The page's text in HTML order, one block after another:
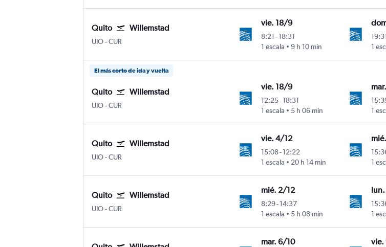
Quito Willemstad
UIOQuito Internacional Mariscal Sucre
-CUR
vie. 18/9
8:21 -18:31
1 escala
9 h 10 min
19:31
1
El más corto de ida y vuelta
Quito Willemstad
UIOQuito Internacional Mariscal Sucre
-CUR
vie. 18/9
12:25-18:31
1 escala
5 h 06 min
1
Quito Willemstad
UIOQuito Internacional Mariscal Sucre
-CUR
vie. 4/12
15:08-12:22
1 escala
20 h 14 min
1
Quito Willemstad
UIOQuito Internacional Mariscal Sucre
-CUR
mié. 2/12
8:29-14:37
1 escala
5 h 08 min
1
mar. 6/10 vie.